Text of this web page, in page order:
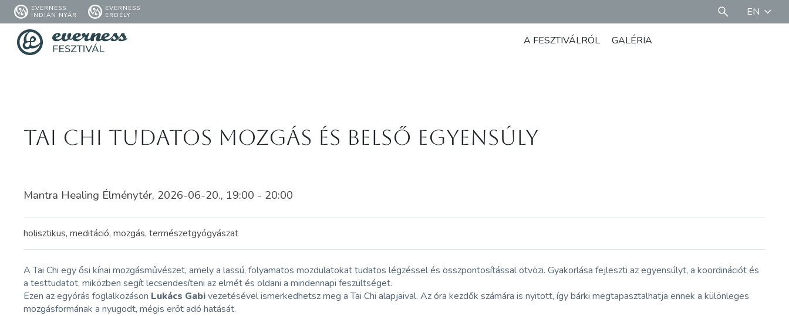
EVERNESS
INDIÁN NYÁR
EVERNESS
ERDÉLY
EN
A FESZTIVÁLRÓL GALÉRIA
Tai Chi Tudatos mozgás és belső egyensúly
Mantra Healing Élménytér, 2026-06-20., 19:00 - 20:00
holisztikus, meditáció, mozgás, természetgyógyászat
A Tai Chi egy ősi kínai mozgásművészet, amely a lassú, folyamatos mozdulatokat tudatos légzéssel és összpontosítással ötvözi. Gyakorlása fejleszti az egyensúlyt, a koordinációt és
a testtudatot, miközben segít lecsendesíteni az elmét és oldani a mindennapi feszültséget.
Ezen az egyórás foglalkozáson Lukács Gabivezetésével ismerkedhetsz meg a Tai Chi alapjaival. Az óra kezdők számára is nyitott, így bárki megtapasztalhatja ennek a különleges
mozgásformának a nyugodt, mégis erőt adó hatását.